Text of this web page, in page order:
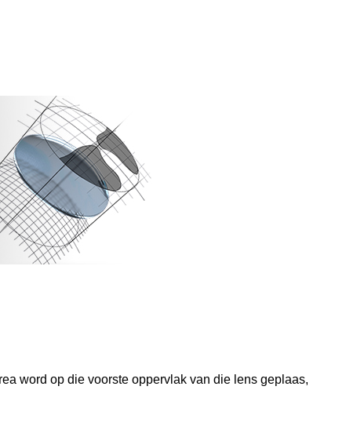
word op die voorste oppervlak van die lens geplaas,